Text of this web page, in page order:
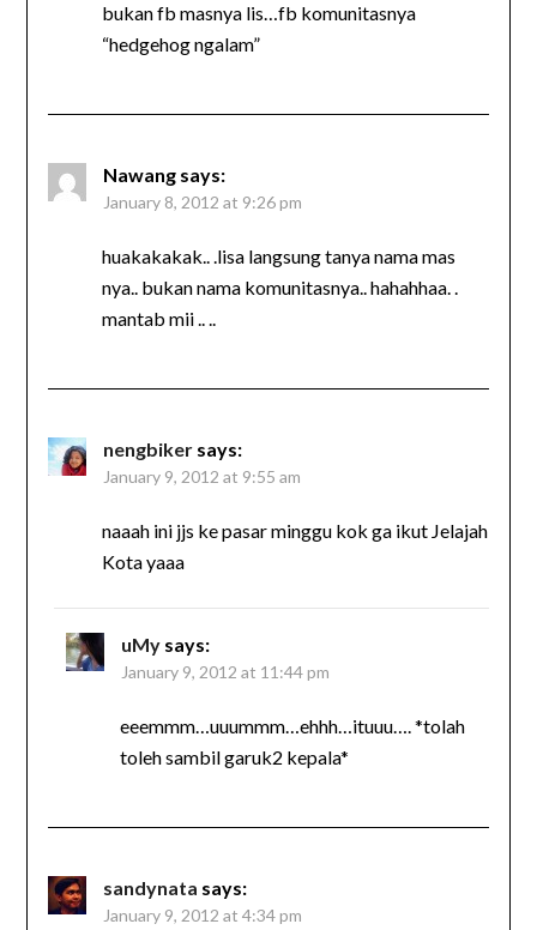
bukan fb masnya lis…fb komunitasnya
“hedgehog ngalam”
Nawang says:
January 8, 2012 at 9:26 pm
huakakakak.. .lisa langsung tanya nama mas
nya.. bukan nama komunitasnya.. hahahhaa. .
mantab mii .. ..
nengbiker says:
January 9, 2012 at 9:55 am
naaah ini jjs ke pasar minggu kok ga ikut Jelajah
Kota yaaa
uMy says:
January 9, 2012 at 11:44 pm
eeemmm…uuummm…ehhh…ituuu…. *tolah
toleh sambil garuk2 kepala*
sandynata says:
January 9, 2012 at 4:34 pm